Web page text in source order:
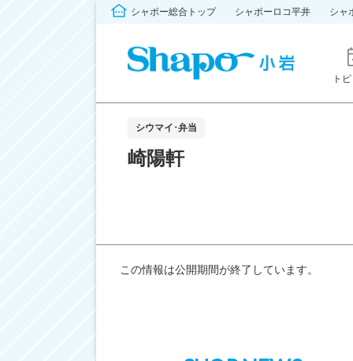
シャポー総合トップ シャポーロコ平井 シャ
ト
シウマイ･弁当
崎陽軒
この情報は公開期間が終了しています。